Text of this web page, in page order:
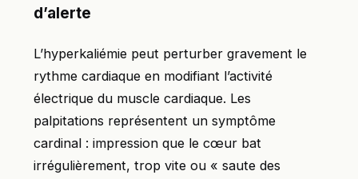
d’alerte
L’hyperkaliémie peut perturber gravement le
rythme cardiaque en modifiant l’activité
électrique du muscle cardiaque. Les
palpitations représentent un symptôme
cardinal : impression que le cœur bat
irrégulièrement, trop vite ou « saute des